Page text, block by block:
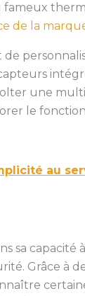
fameux
de la
de
une
le
au
sa capacité à
Grâce à